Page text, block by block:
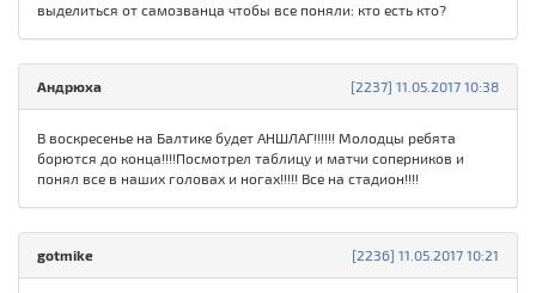
выделиться от самозванца чтобы все поняли: кто есть кто?
[2237] 11.05.2017 10:38
Андрюха
В воскресенье на Балтике будет АНШЛАГ!!!!!! Молодцы ребята
борются до конца!!!!Посмотрел таблицу и матчи соперников и
понял все в наших головах и ногах!!!!! Все на стадион!!!!
[2236] 11.05.2017 10:21
gotmike